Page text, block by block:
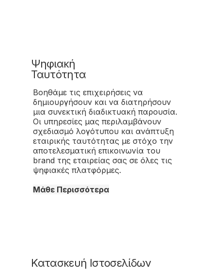
Ψηφιακή
Ταυτότητα
Βοηθάμε τις επιχειρήσεις να
δημιουργήσουν και να διατηρήσουν
μια συνεκτική διαδικτυακή παρουσία.
Οι υπηρεσίες μας περιλαμβάνουν
σχεδιασμό λογότυπου και ανάπτυξη
εταιρικής ταυτότητας με στόχο την
αποτελεσματική επικοινωνία του
brand της εταιρείας σας σε όλες τις
ψηφιακές πλατφόρμες.
Μάθε Περισσότερα
Κατασκευή Ιστοσελίδων